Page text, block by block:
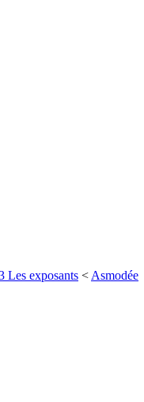
Les exposants < Asmodée